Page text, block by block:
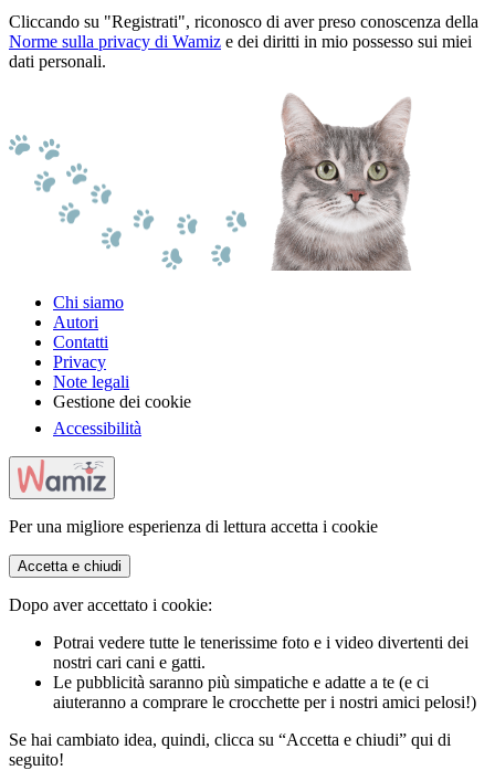
Cliccando su "Registrati", riconosco di aver preso conoscenza della
Norme sulla privacy di Wamiz e dei diritti in mio possesso sui miei
dati personali.
Chi siamo
Autori
Contatti
Privacy
Note legali
Gestione dei cookie
Accessibilità
Per una migliore esperienza di lettura accetta i cookie
Accetta e chiudi
Dopo aver accettato i cookie:
Potrai vedere tutte le tenerissime foto e i video divertenti dei
nostri cari cani e gatti.
Le pubblicità saranno più simpatiche e adatte a te (e ci
aiuteranno a comprare le crocchette per i nostri amici pelosi!)
Se hai cambiato idea, quindi, clicca su “Accetta e chiudi” qui di
seguito!